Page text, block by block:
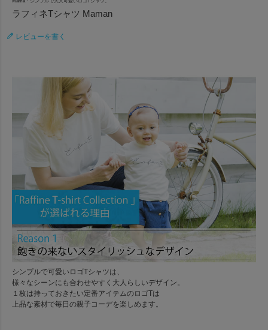
ラフィネTシャツ Maman
レビューを書く
シンプルで可愛いロゴTシャツは、
様々なシーンにも合わせやすく大人らしいデザイン。
１枚は持っておきたい定番アイテムのロゴTは
上品な素材で毎日の親子コーデを楽しめます。